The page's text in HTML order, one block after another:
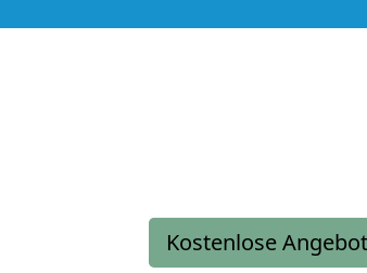
Kostenlose